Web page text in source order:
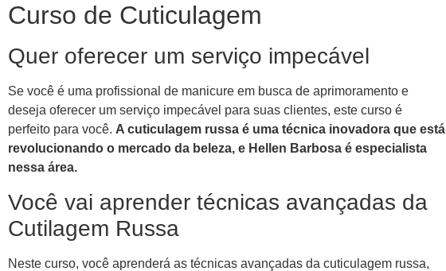
Curso de Cuticulagem
Quer oferecer um serviço impecável
Se você é uma profissional de manicure em busca de aprimoramento e
deseja oferecer um serviço impecável para suas clientes, este curso é
perfeito para você. A cuticulagem russa é uma técnica inovadora que está
revolucionando o mercado da beleza, e Hellen Barbosa é especialista
nessa área.
Você vai aprender técnicas avançadas da
Cutilagem Russa
Neste curso, você aprenderá as técnicas avançadas da cuticulagem russa,